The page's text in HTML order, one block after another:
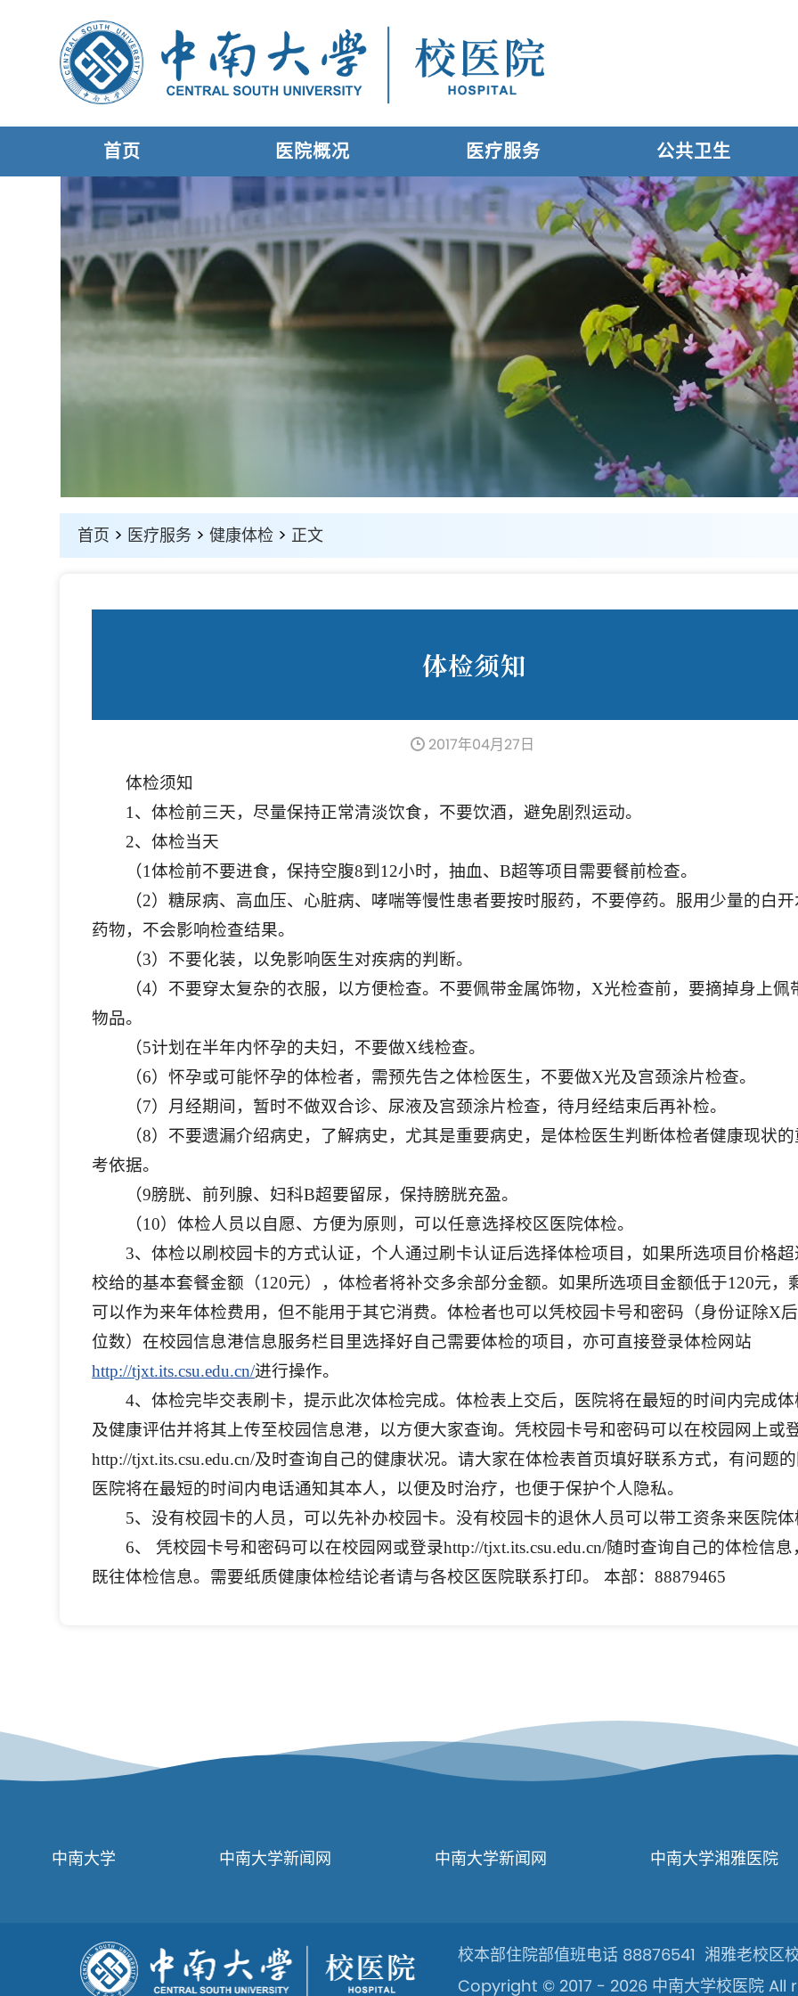
首页 医院概况 医疗服务 公共卫生
首页 > 医疗服务 >健康体检 > 正文
体检须知
2017年04月27日
体检须知
1、体检前三天，尽量保持正常清淡饮食，不要饮酒，避免剧烈运动。
2、体检当天
（1体检前不要进食，保持空腹8到12小时，抽血、B超等项目需要餐前检查。
（2）糖尿病、高血压、心脏病、哮喘等慢性患者要按时服药，不要停药。服用少量的白
药物，不会影响检查结果。
（3）不要化装，以免影响医生对疾病的判断。
（4）不要穿太复杂的衣服，以方便检查。不要佩带金属饰物，X光检查前，要摘掉身上佩
物品。
（5计划在半年内怀孕的夫妇，不要做X线检查。
（6）怀孕或可能怀孕的体检者，需预先告之体检医生，不要做X光及宫颈涂片检查。
（7）月经期间，暂时不做双合诊、尿液及宫颈涂片检查，待月经结束后再补检。
（8）不要遗漏介绍病史，了解病史，尤其是重要病史，是体检医生判断体检者健康现状
考依据。
（9膀胱、前列腺、妇科B超要留尿，保持膀胱充盈。
（10）体检人员以自愿、方便为原则，可以任意选择校区医院体检。
3、体检以刷校园卡的方式认证，个人通过刷卡认证后选择体检项目，如果所选项目价格
校给的基本套餐金额（120元），体检者将补交多余部分金额。如果所选项目金额低于120元，
可以作为来年体检费用，但不能用于其它消费。体检者也可以凭校园卡号和密码（身份证除X
位数）在校园信息港信息服务栏目里选择好自己需要体检的项目，亦可直接登录体检网站
http://tjxt.its.csu.edu.cn/进行操作。
4、体检完毕交表刷卡，提示此次体检完成。体检表上交后，医院将在最短的时间内完成
及健康评估并将其上传至校园信息港，以方便大家查询。凭校园卡号和密码可以在校园网上或
http://tjxt.its.csu.edu.cn/及时查询自己的健康状况。请大家在体检表首页填好联系方式，有问题
医院将在最短的时间内电话通知其本人，以便及时治疗，也便于保护个人隐私。
5、没有校园卡的人员，可以先补办校园卡。没有校园卡的退休人员可以带工资条来医院体
6、 凭校园卡号和密码可以在校园网或登录http://tjxt.its.csu.edu.cn/随时查询自己的体检信息
既往体检信息。需要纸质健康体检结论者请与各校区医院联系打印。 本部：88879465
中南大学 中南大学新闻网 中南大学新闻网 中南大学湘雅医院
校本部住院部值班电话 88876541 湘雅老校
Copyright © 2017 - 2026 中南大学校医院